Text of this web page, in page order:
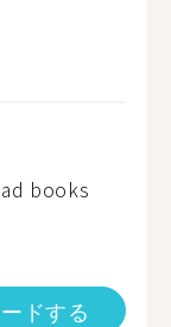
books
ドする